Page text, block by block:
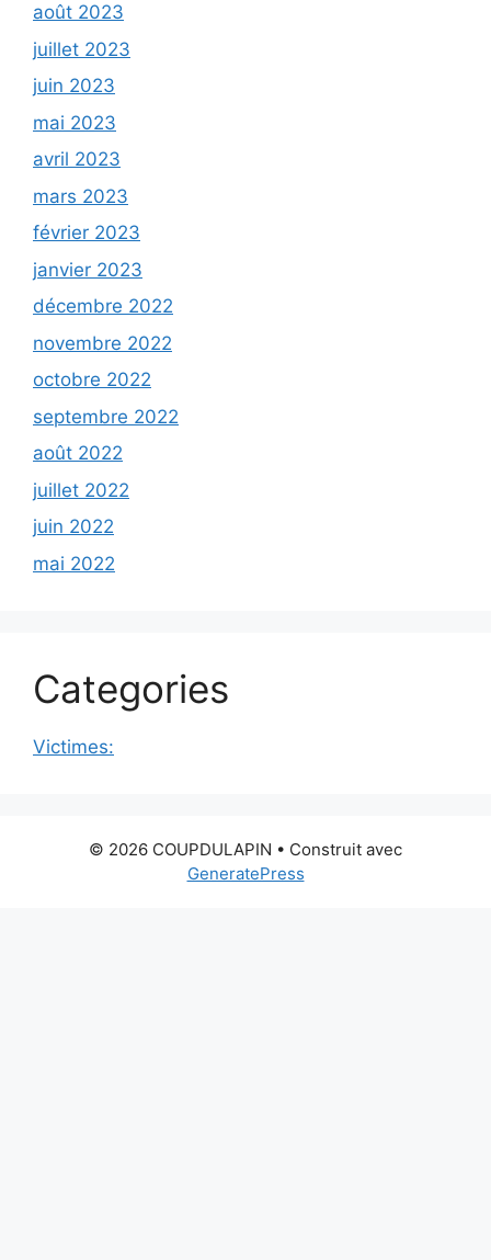
août 2023
juillet 2023
juin 2023
mai 2023
avril 2023
mars 2023
février 2023
janvier 2023
décembre 2022
novembre 2022
octobre 2022
septembre 2022
août 2022
juillet 2022
juin 2022
mai 2022
Categories
Victimes:
© 2026 COUPDULAPIN • Construit avec
GeneratePress